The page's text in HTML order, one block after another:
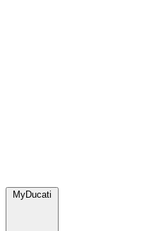
MyDucati